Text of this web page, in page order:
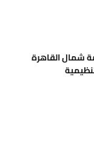
شمال القاهرة